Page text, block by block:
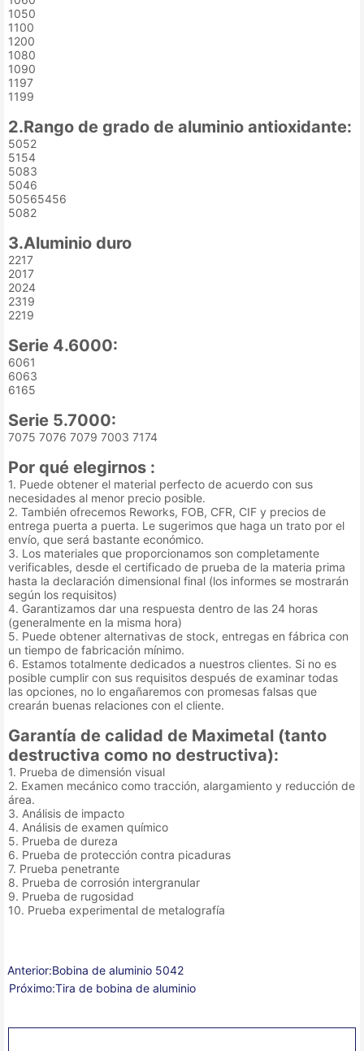
1050
1100
1200
1080
1090
1197
1199
2.Rango de grado de aluminio antioxidante:
5052
5154
5083
5046
50565456
5082
3.Aluminio duro
2217
2017
2024
2319
2219
Serie 4.6000:
6061
6063
6165
Serie 5.7000:
7075 7076 7079 7003 7174
Por qué elegirnos :
1. Puede obtener el material perfecto de acuerdo con sus
necesidades al menor precio posible.
2. También ofrecemos Reworks, FOB, CFR, CIF y precios de
entrega puerta a puerta. Le sugerimos que haga un trato por el
envío, que será bastante económico.
3. Los materiales que proporcionamos son completamente
verificables, desde el certificado de prueba de la materia prima
hasta la declaración dimensional final (los informes se mostrarán
según los requisitos)
4. Garantizamos dar una respuesta dentro de las 24 horas
(generalmente en la misma hora)
5. Puede obtener alternativas de stock, entregas en fábrica con
un tiempo de fabricación mínimo.
6. Estamos totalmente dedicados a nuestros clientes. Si no es
posible cumplir con sus requisitos después de examinar todas
las opciones, no lo engañaremos con promesas falsas que
crearán buenas relaciones con el cliente.
Garantía de calidad de Maximetal (tanto
destructiva como no destructiva):
1. Prueba de dimensión visual
2. Examen mecánico como tracción, alargamiento y reducción de
área.
3. Análisis de impacto
4. Análisis de examen químico
5. Prueba de dureza
6. Prueba de protección contra picaduras
7. Prueba penetrante
8. Prueba de corrosión intergranular
9. Prueba de rugosidad
10. Prueba experimental de metalografía
Anterior:Bobina de aluminio 5042
Próximo:Tira de bobina de aluminio